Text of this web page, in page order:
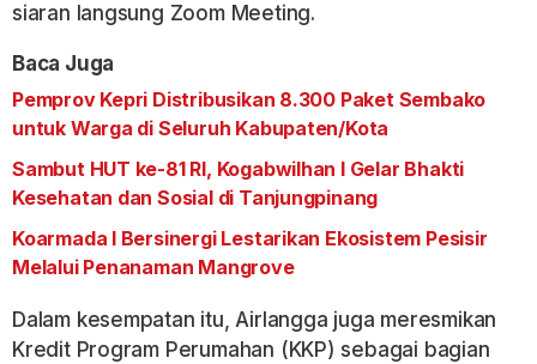
siaran langsung Zoom Meeting.
Baca Juga
Pemprov Kepri Distribusikan 8.300 Paket Sembako
untuk Warga di Seluruh Kabupaten/Kota
Sambut HUT ke-81 RI, Kogabwilhan I Gelar Bhakti
Kesehatan dan Sosial di Tanjungpinang
Koarmada I Bersinergi Lestarikan Ekosistem Pesisir
Melalui Penanaman Mangrove
Dalam kesempatan itu, Airlangga juga meresmikan
Kredit Program Perumahan (KKP) sebagai bagian